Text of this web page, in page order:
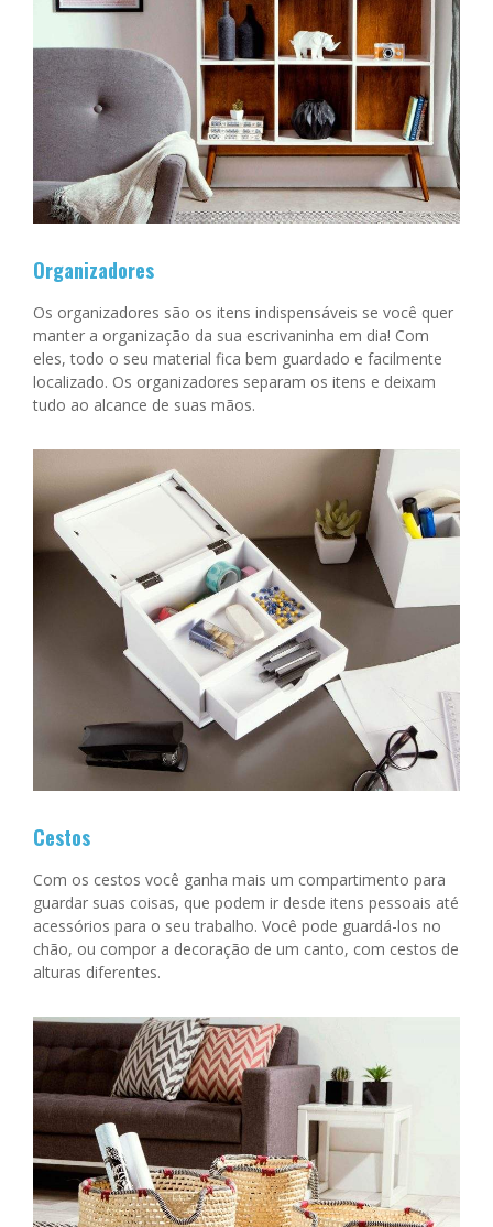
Organizadores
Os organizadores são os itens indispensáveis se você quer
manter a organização da sua escrivaninha em dia! Com
eles, todo o seu material fica bem guardado e facilmente
localizado. Os organizadores separam os itens e deixam
tudo ao alcance de suas mãos.
Cestos
Com os cestos você ganha mais um compartimento para
guardar suas coisas, que podem ir desde itens pessoais até
acessórios para o seu trabalho. Você pode guardá-los no
chão, ou compor a decoração de um canto, com cestos de
alturas diferentes.